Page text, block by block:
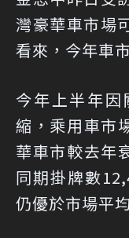
灣豪華車市場
看來，今年車
今年上半年
縮，乘用車市
華車市較去年
同期掛牌數
仍優於市場平